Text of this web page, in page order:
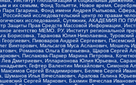
их семьям, Фонд Тольятти, Новое время,
Гагарина, Фонд имени Андрея Рылькова,
исследовательский центр по правам
исследований, Сутяжник, АКАДЕМИЯ ПО
Защиты Прав Средств Массовой Информации,
агентство МЕМО. РУ, Институт региональной
Таранова Юлия Николаевна,
Пивоваров Андрей Сергеевич,
Мальсагов Муса Асланович, Мошель
Романова Ольга Евгеньевна, Щаров Сергей
Пислакова-Паркер Марина Петровна,
Дмитриевич, Илларионова Юлия Юрьевна,
Гефтер Валентин Михайлович, Симонов
Сергей Владимирович, Беляев Сергей
Илья Вячеславович, Арапова Галина
Сергей Маркович, Бахмин Вячеслав